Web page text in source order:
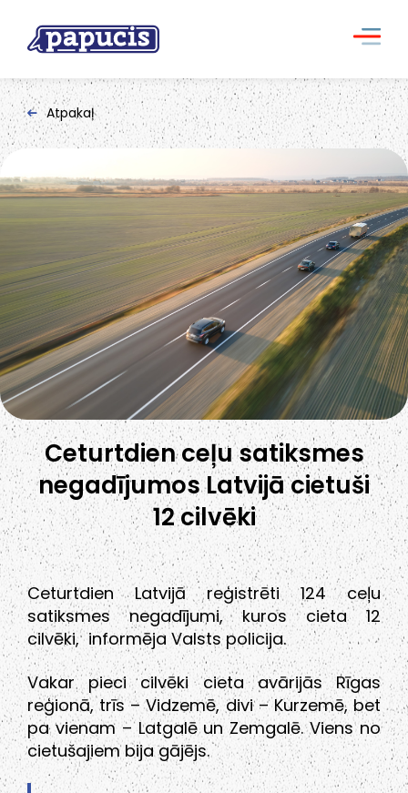
Atpakaļ
Ceturtdien ceļu satiksmes
negadījumos Latvijā cietuši
12 cilvēki
Ceturtdien Latvijā reģistrēti 124 ceļu
satiksmes negadījumi, kuros cieta 12
cilvēki, informēja Valsts policija.
Vakar pieci cilvēki cieta avārijās Rīgas
reģionā, trīs – Vidzemē, divi – Kurzemē, bet
pa vienam – Latgalē un Zemgalē. Viens no
cietušajiem bija gājējs.